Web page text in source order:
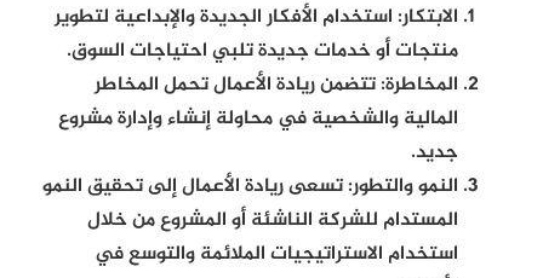
الابتكار: استخدام الأفكار الجديدة والإبداعية لتطوير
منتجات أو خدمات جديدة تلبي احتياجات السوق.
المخاطرة:تتضمن ريادة الأعمال تحمل المخاطر
المالية والشخصية في محاولة إنشاء وإدارة مشروع
جديد.
النمو والتطور:تسعى ريادة الأعمال إلى تحقيق النمو
المستدام للشركة الناشئة أو المشروع من خلال
استخدام الاستراتيجيات الملائمة والتوسع في